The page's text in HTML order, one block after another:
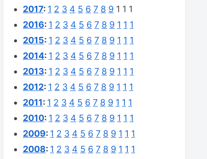
2017: 1 2 3 4 5 6 7 8 9 1 1 1
2016: 1 2 3 4 5 6 7 8 9 1 1 1
2015: 1 2 3 4 5 6 7 8 9 1 1 1
2014: 1 2 3 4 5 6 7 8 9 1 1 1
2013: 1 2 3 4 5 6 7 8 9 1 1 1
2012: 1 2 3 4 5 6 7 8 9 1 1 1
2011: 1 2 3 4 5 6 7 8 9 1 1 1
2010: 1 2 3 4 5 6 7 8 9 1 1 1
2009: 1 2 3 4 5 6 7 8 9 1 1 1
2008: 1 2 3 4 5 6 7 8 9 1 1 1